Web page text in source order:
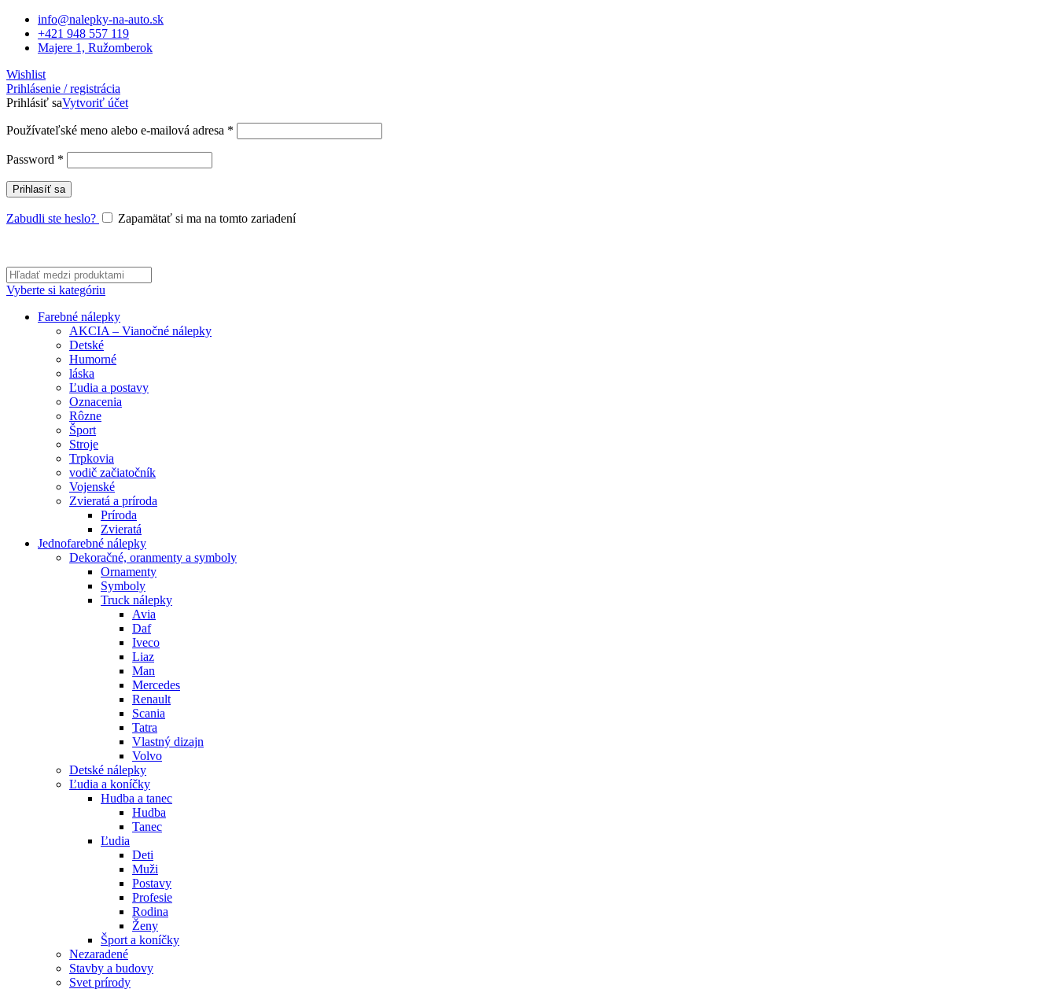
info@nalepky-na-auto.sk
+421 948 557 119
Majere 1, Ružomberok
Wishlist
Prihlásenie / registrácia
Prihlásiť saVytvoriť účet
Používateľské meno alebo e-mailová adresa *
Password *
Prihlasíť sa
Zabudli ste heslo? Zapamätať si ma na tomto zariadení
Vyberte si kategóriu
Farebné nálepky
AKCIA – Vianočné nálepky
Detské
Humorné
láska
Ľudia a postavy
Oznacenia
Rôzne
Šport
Stroje
Trpkovia
vodič začiatočník
Vojenské
Zvieratá a príroda
Príroda
Zvieratá
Jednofarebné nálepky
Dekoračné, oranmenty a symboly
Ornamenty
Symboly
Truck nálepky
Avia
Daf
Iveco
Liaz
Man
Mercedes
Renault
Scania
Tatra
Vlastný dizajn
Volvo
Detské nálepky
Ľudia a koníčky
Hudba a tanec
Hudba
Tanec
Ľudia
Deti
Muži
Postavy
Profesie
Rodina
Ženy
Šport a koníčky
Nezaradené
Stavby a budovy
Svet prírody